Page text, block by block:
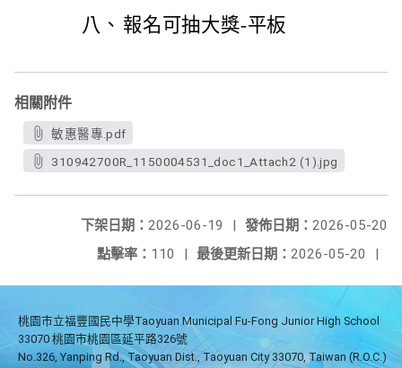
八、 報名可抽大獎-平板
相關附件
敏惠醫專.pdf
310942700R_1150004531_doc1_Attach2 (1).jpg
發佈日期： 2026-05-20
下架日期： 2026-06-19
|
最後更新日期： 2026-05-20 |
點擊率： 110 |
桃園市立福豐國民中學Taoyuan Municipal Fu-Fong Junior High School
33070 桃園市桃園區延平路326號
No.326, Yanping Rd., Taoyuan Dist., Taoyuan City 33070, Taiwan (R.O.C.)